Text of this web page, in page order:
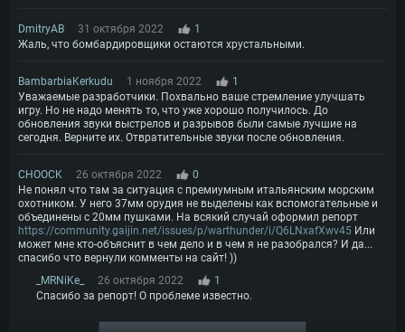
DmitryAB 31 октября 2022
1
Жаль, что бомбардировщики остаются хрустальными.
BambarbiaKerkudu 1 ноября 2022
1
Уважаемые разработчики. Похвально ваше стремление улучшать
игру. Но не надо менять то, что уже хорошо получилось. До
обновления звуки выстрелов и разрывов были самые лучшие на
сегодня. Верните их. Отвратительные звуки после обновления.
CHOOCK 26 октября 2022
0
Не понял что там за ситуация с премиумным итальянским морским
охотником. У него 37мм орудия не выделены как вспомогательные и
объединены с 20мм пушками. На всякий случай оформил репорт
https://community.gaijin.net/issues/p/warthunder/i/Q6LNxafXwv45 Или
может мне кто-объяснит в чем дело и в чем я не разобрался? И да...
спасибо что вернули комменты на сайт! ))
_MRNiKe_
26 октября 2022
1
Спасибо за репорт! О проблеме известно.